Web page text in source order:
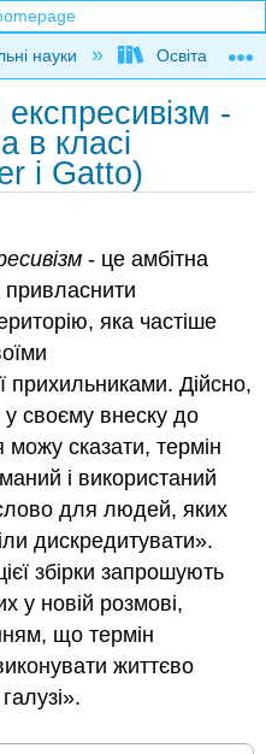
hierarchy
науки Освіта та
-
в класі
і Gatto)
- це амбітна
яка частіше
прихильниками. Дійсно,
своєму внеску до
можу сказати, термін
і використаний
для людей, яких
дискредитувати».
збірки запрошують
у новій розмові,
що термін
життєво